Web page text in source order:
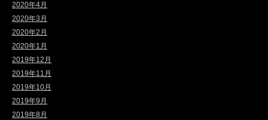
2020年4月
2020年3月
2020年2月
2020年1月
2019年12月
2019年11月
2019年10月
2019年9月
2019年8月